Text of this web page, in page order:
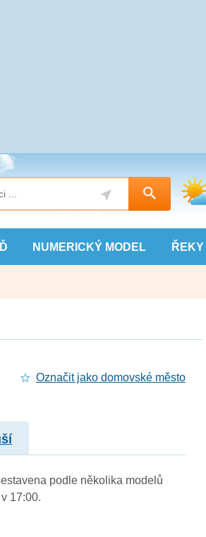
NUMERICKÝ MODEL ŘEKY
Označit jako domovské město
podle několika modelů
17:00.